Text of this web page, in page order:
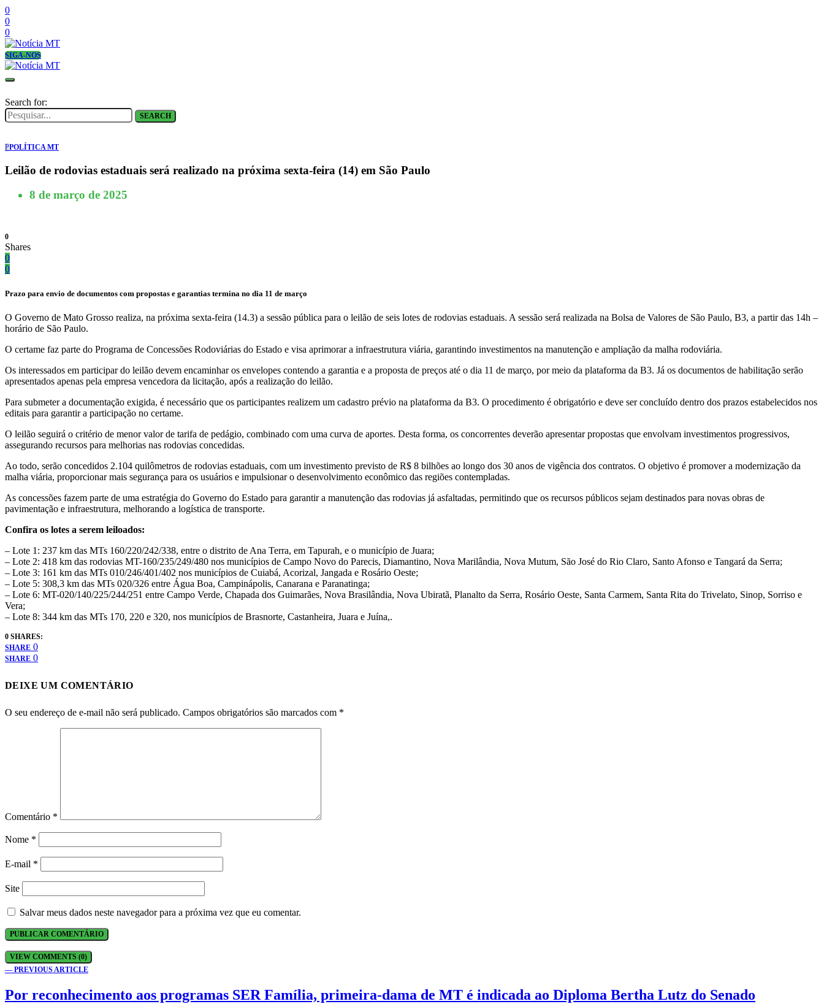
0
0
0
SIGA-NOS
Search for:
SEARCH
PPOLÍTICA MT
Leilão de rodovias estaduais será realizado na próxima sexta-feira (14) em São Paulo
8 de março de 2025
0
Shares
0
0
Prazo para envio de documentos com propostas e garantias termina no dia 11 de março
O Governo de Mato Grosso realiza, na próxima sexta-feira (14.3) a sessão pública para o leilão de seis lotes de rodovias estaduais. A sessão será realizada na Bolsa de Valores de São Paulo, B3, a partir das 14h –
horário de São Paulo.
O certame faz parte do Programa de Concessões Rodoviárias do Estado e visa aprimorar a infraestrutura viária, garantindo investimentos na manutenção e ampliação da malha rodoviária.
Os interessados em participar do leilão devem encaminhar os envelopes contendo a garantia e a proposta de preços até o dia 11 de março, por meio da plataforma da B3. Já os documentos de habilitação serão
apresentados apenas pela empresa vencedora da licitação, após a realização do leilão.
Para submeter a documentação exigida, é necessário que os participantes realizem um cadastro prévio na plataforma da B3. O procedimento é obrigatório e deve ser concluído dentro dos prazos estabelecidos nos
editais para garantir a participação no certame.
O leilão seguirá o critério de menor valor de tarifa de pedágio, combinado com uma curva de aportes. Desta forma, os concorrentes deverão apresentar propostas que envolvam investimentos progressivos,
assegurando recursos para melhorias nas rodovias concedidas.
Ao todo, serão concedidos 2.104 quilômetros de rodovias estaduais, com um investimento previsto de R$ 8 bilhões ao longo dos 30 anos de vigência dos contratos. O objetivo é promover a modernização da
malha viária, proporcionar mais segurança para os usuários e impulsionar o desenvolvimento econômico das regiões contempladas.
As concessões fazem parte de uma estratégia do Governo do Estado para garantir a manutenção das rodovias já asfaltadas, permitindo que os recursos públicos sejam destinados para novas obras de
pavimentação e infraestrutura, melhorando a logística de transporte.
Confira os lotes a serem leiloados:
– Lote 1: 237 km das MTs 160/220/242/338, entre o distrito de Ana Terra, em Tapurah, e o município de Juara;
– Lote 2: 418 km das rodovias MT-160/235/249/480 nos municípios de Campo Novo do Parecis, Diamantino, Nova Marilândia, Nova Mutum, São José do Rio Claro, Santo Afonso e Tangará da Serra;
– Lote 3: 161 km das MTs 010/246/401/402 nos municípios de Cuiabá, Acorizal, Jangada e Rosário Oeste;
– Lote 5: 308,3 km das MTs 020/326 entre Água Boa, Campinápolis, Canarana e Paranatinga;
– Lote 6: MT-020/140/225/244/251 entre Campo Verde, Chapada dos Guimarães, Nova Brasilândia, Nova Ubiratã, Planalto da Serra, Rosário Oeste, Santa Carmem, Santa Rita do Trivelato, Sinop, Sorriso e
Vera;
– Lote 8: 344 km das MTs 170, 220 e 320, nos municípios de Brasnorte, Castanheira, Juara e Juína,.
0 SHARES:
SHARE 0
SHARE 0
DEIXE UM COMENTÁRIO
O seu endereço de e-mail não será publicado. Campos obrigatórios são marcados com *
Comentário *
Nome *
E-mail *
Site
Salvar meus dados neste navegador para a próxima vez que eu comentar.
VIEW COMMENTS (0)
— PREVIOUS ARTICLE
Por reconhecimento aos programas SER Família, primeira-dama de MT é indicada ao Diploma Bertha Lutz do Senado